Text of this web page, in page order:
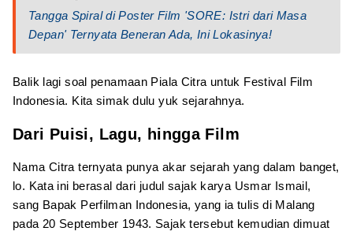
Tangga Spiral di Poster Film 'SORE: Istri dari Masa
Depan' Ternyata Beneran Ada, Ini Lokasinya!
Balik lagi soal penamaan Piala Citra untuk Festival Film
Indonesia. Kita simak dulu yuk sejarahnya.
Dari Puisi, Lagu, hingga Film
Nama Citra ternyata punya akar sejarah yang dalam banget,
lo. Kata ini berasal dari judul sajak karya Usmar Ismail,
sang Bapak Perfilman Indonesia, yang ia tulis di Malang
pada 20 September 1943. Sajak tersebut kemudian dimuat